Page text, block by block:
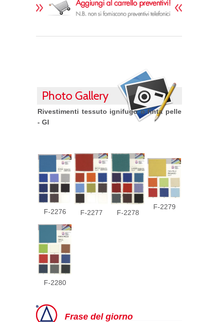
Photo Gallery
Rivestimenti tessuto ignifugo o finta pelle
- GI
F-2276 F-2277 F-2278
F-2279
F-2280
Frase del giorno